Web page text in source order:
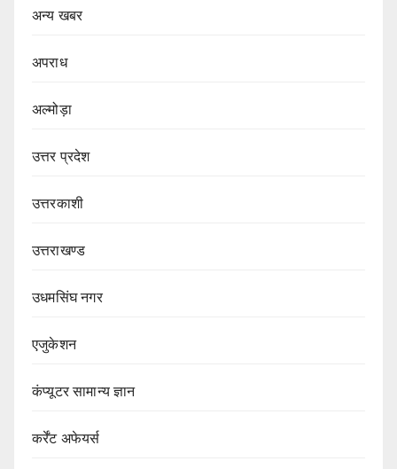
अन्य खबर
अपराध
अल्मोड़ा
उत्तर प्रदेश
उत्तरकाशी
उत्तराखण्ड
उधमसिंघ नगर
एजुकेशन
कंप्यूटर सामान्य ज्ञान
कर्रेंट अफेयर्स